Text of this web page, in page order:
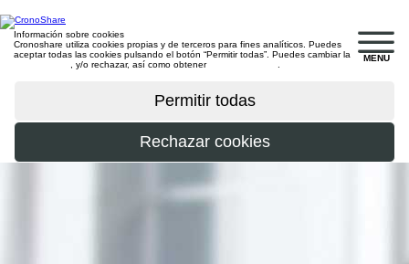
MENU
Información sobre cookies
Cronoshare utiliza cookies propias y de terceros para fines analíticos. Puedes
aceptar todas las cookies pulsando el botón “Permitir todas”. Puedes cambiar la
, y/o rechazar, así como obtener